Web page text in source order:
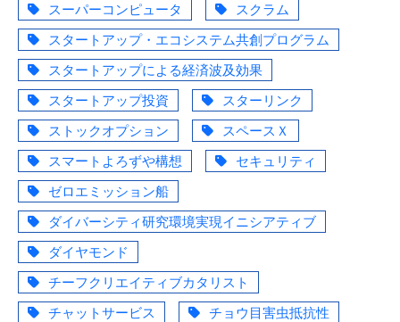
スーパーコンピュータ
スクラム
スタートアップ・エコシステム共創プログラム
スタートアップによる経済波及効果
スタートアップ投資
スターリンク
ストックオプション
スペースＸ
スマートよろずや構想
セキュリティ
ゼロエミッション船
ダイバーシティ研究環境実現イニシアティブ
ダイヤモンド
チーフクリエイティブカタリスト
チャットサービス
チョウ目害虫抵抗性